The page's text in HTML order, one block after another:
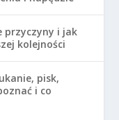
przyczyny i jak
kolejności
pisk,
i co